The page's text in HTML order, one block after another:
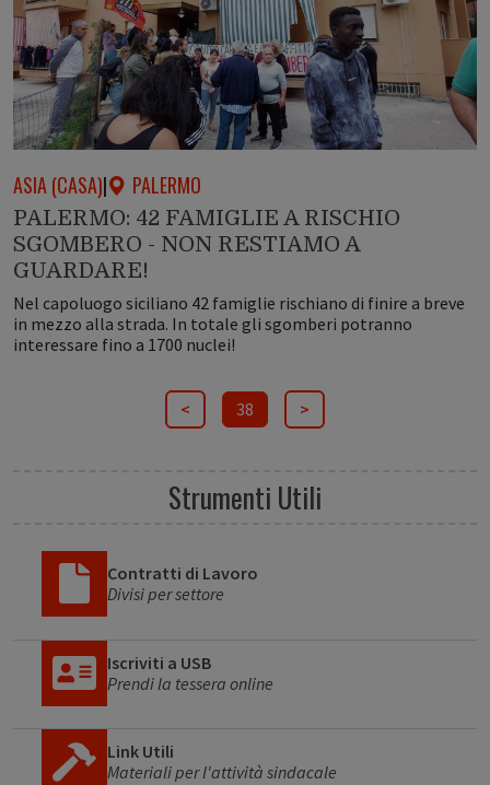
ASIA (CASA)| PALERMO
PALERMO: 42 FAMIGLIE A RISCHIO
SGOMBERO - NON RESTIAMO A
GUARDARE!
Nel capoluogo siciliano 42 famiglie rischiano di finire a breve
in mezzo alla strada. In totale gli sgomberi potranno
interessare fino a 1700 nuclei!
< 38 >
Strumenti Utili
Contratti di Lavoro
Divisi per settore
Iscriviti a USB
Prendi la tessera online
Link Utili
Materiali per l'attività sindacale